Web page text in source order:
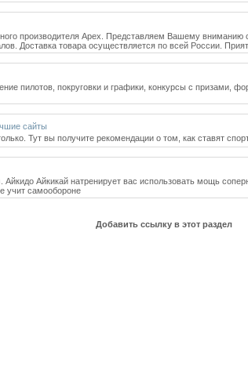
производителя Apex. Представляем Вашему
Доставка товара осуществляется по всей России.
пилотов, покруговки и графики, конкурсы с
сайты
Тут вы получите рекомендации о том, как ставят
Айкикай натренирует вас использовать мощь
учит самообороне
Добавить ссылку в этот раздел